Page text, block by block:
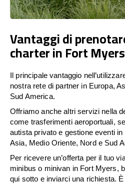
Vantaggi di
charter in Fort
Il principale vantaggio
nostra rete di partner in Europa,
Sud America.
Offriamo anche altri servizi nella
come trasferimenti aeroportuali,
autista privato e gestione eventi
Asia, Medio Oriente, Nord e Sud
Per ricevere un’offerta per il tuo
minibus o minivan in Fort Myers,
qui sotto e inviarci una richiesta.